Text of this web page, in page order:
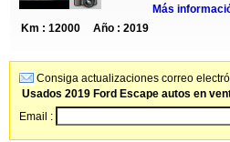
Más
Km : 12000
Año : 2019
Consiga actualizaciones correo
Usados 2019 Ford Escape autos en
Email :